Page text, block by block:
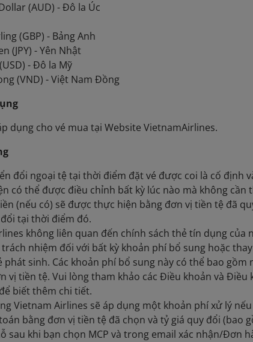
(AUD) - Đô la Úc
(GBP) - Bảng Anh
(JPY) - Yên Nhật
- Đô la Mỹ
(VND) - Việt Nam Đồng
dụng cho vé mua tại Website VietnamAirlines.
đổi ngoại tệ tại thời điểm đặt vé được coi là cố định
có thể được điều chỉnh bất kỳ lúc nào mà không cần
(nếu có) sẽ được thực hiện bằng đơn vị tiền tệ đã
tại thời điểm đó.
không liên quan đến chính sách thẻ tín dụng của
nhiệm đối với bất kỳ khoản phí bổ sung hoặc
phát sinh. Các khoản phí bổ sung này có thể bao
vị tiền tệ. Vui lòng tham khảo các Điều khoản và
biết thêm chi tiết.
Vietnam Airlines sẽ áp dụng một khoản phí xử lý
bằng đơn vị tiền tệ đã chọn và tỷ giá quy đổi (bao
sau khi bạn chọn MCP và trong email xác nhận/Đơn